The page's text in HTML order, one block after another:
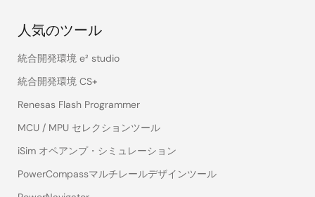
人気のツール
統合開発環境 e² studio
統合開発環境 CS+
Renesas Flash Programmer
MCU / MPU セレクションツール
iSim オペアンプ・シミュレーション
PowerCompassマルチレールデザインツール